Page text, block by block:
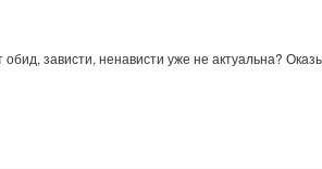
обид, зависти, ненависти уже не актуальна?